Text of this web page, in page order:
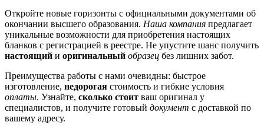
Откройте новые горизонты с официальными документами об
окончании высшего образования. Наша компания предлагает
уникальные возможности для приобретения настоящих
бланков с регистрацией в реестре. Не упустите шанс получить
настоящий и оригинальный образец без лишних забот.
Преимущества работы с нами очевидны: быстрое
изготовление, недорогая стоимость и гибкие условия
оплаты. Узнайте, сколько стоит ваш оригинал у
специалистов, и получите готовый документ с доставкой по
вашему адресу.